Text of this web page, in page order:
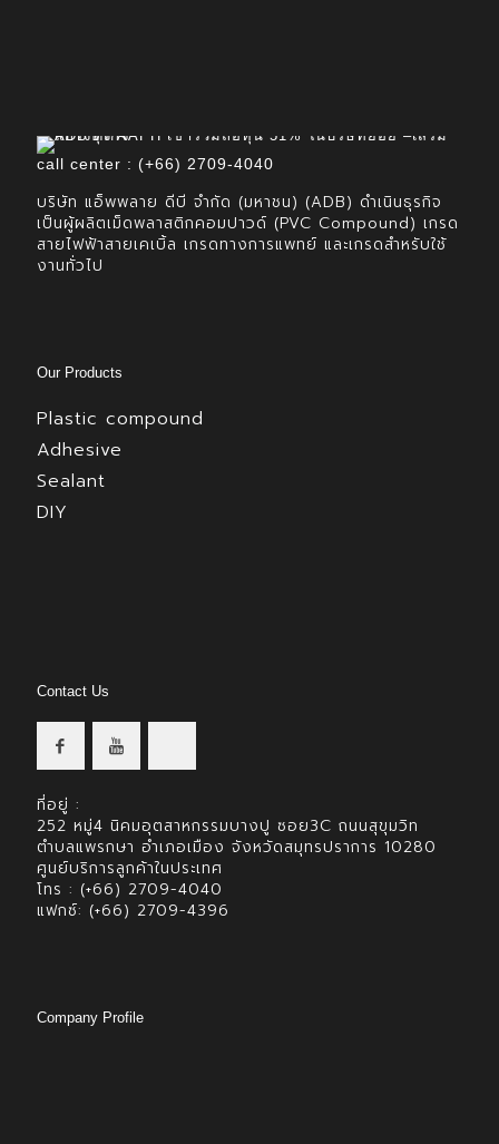
call center : (+66) 2709-4040
บริษัท แอ็พพลาย ดีบี จำกัด (มหาชน) (ADB) ดำเนินธุรกิจ
เป็นผู้ผลิตเม็ดพลาสติกคอมปาวด์ (PVC Compound) เกรด
สายไฟฟ้าสายเคเบิ้ล เกรดทางการแพทย์ และเกรดสำหรับใช้
งานทั่วไป
Our Products
Plastic compound
Adhesive
Sealant
DIY
Contact Us
ที่อยู่ :
252 หมู่4 นิคมอุตสาหกรรมบางปู ซอย3C ถนนสุขุมวิท
ตำบลแพรกษา อำเภอเมือง จังหวัดสมุทรปราการ 10280
ศูนย์บริการลูกค้าในประเทศ
โทร : (+66) 2709-4040
แฟกซ์: (+66) 2709-4396
Company Profile